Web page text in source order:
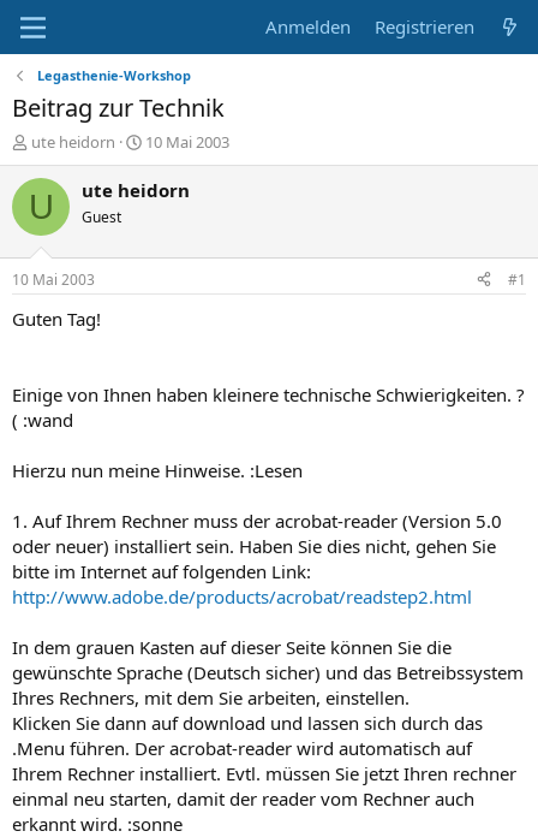
Anmelden Registrieren
Legasthenie-Workshop
Beitrag zur Technik
E
r
s
e
r
ute heidorn
E
r
s
t
10 Mai 2003
U ute heidorn
Guest
10 Mai 2003 #1
Guten Tag!
Einige von Ihnen haben kleinere technische Schwierigkeiten. ?
( :wand
Hierzu nun meine Hinweise. :Lesen
1. Auf Ihrem Rechner muss der acrobat-reader (Version 5.0
oder neuer) installiert sein. Haben Sie dies nicht, gehen Sie
bitte im Internet auf folgenden Link:
http://www.adobe.de/products/acrobat/readstep2.html
In dem grauen Kasten auf dieser Seite können Sie die
gewünschte Sprache (Deutsch sicher) und das Betreibssystem
Ihres Rechners, mit dem Sie arbeiten, einstellen.
Klicken Sie dann auf download und lassen sich durch das
.Menu führen. Der acrobat-reader wird automatisch auf
Ihrem Rechner installiert. Evtl. müssen Sie jetzt Ihren rechner
einmal neu starten, damit der reader vom Rechner auch
erkannt wird. :sonne